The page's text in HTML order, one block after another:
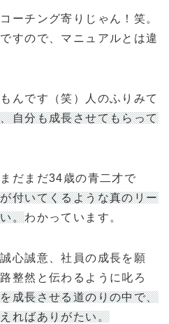
ーチング寄りじゃん！笑。
すので、マニュアルとは違
んです（笑）人のふりみて
自分も成長させてもらって
だまだ34歳の青二才で
付いてくるような真のリー
。わかっています。
心誠意、社員の成長を願
整然と伝わるように叱ろ
成長させる道のりの中で、
ればありがたい。